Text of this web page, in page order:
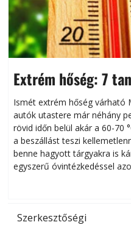
Extrém hőség: 7
megóvhatjuk
Ismét extrém hőség várható
autók utastere már néhány
rövid időn belül akár a 60-70
a beszállást teszi
benne hagyott tárgyakra is
egyszerű óvintézkedéssel
Szerkesztőségi